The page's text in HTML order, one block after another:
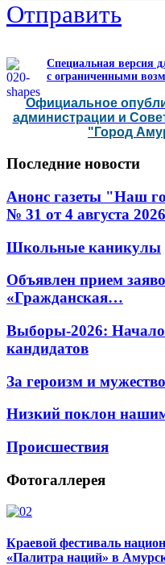
Отправить
Специальная версия
с ограниченными
Официальное
администрации и
"Город
Последние новости
Анонс газеты "Наш
№ 31 от 4 августа
Школьные каникулы
Объявлен прием
«Гражданская…
Выборы-2026:
кандидатов
За героизм и мужество
Низкий поклон
Происшествия
Фотогаллерея
Краевой фестиваль
«Палитра наций» в